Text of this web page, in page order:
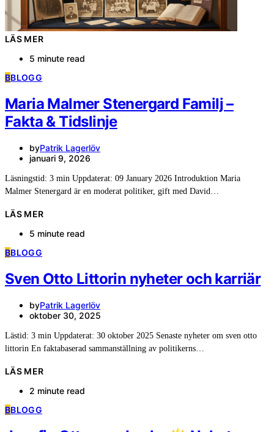
LÄS MER
5 minute read
BBLOGG
Maria Malmer Stenergard Familj –
Fakta & Tidslinje
byPatrik Lagerlöv
januari 9, 2026
Läsningstid: 3 min Uppdaterat: 09 January 2026 Introduktion Maria
Malmer Stenergard är en moderat politiker, gift med David…
LÄS MER
5 minute read
BBLOGG
Sven Otto Littorin nyheter och karriär
byPatrik Lagerlöv
oktober 30, 2025
Lästid: 3 min Uppdaterat: 30 oktober 2025 Senaste nyheter om sven otto
littorin En faktabaserad sammanställning av politikerns…
LÄS MER
2 minute read
BBLOGG